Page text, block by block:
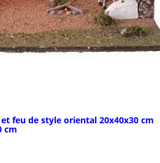
feu de style oriental 20x40x30 cm
cm